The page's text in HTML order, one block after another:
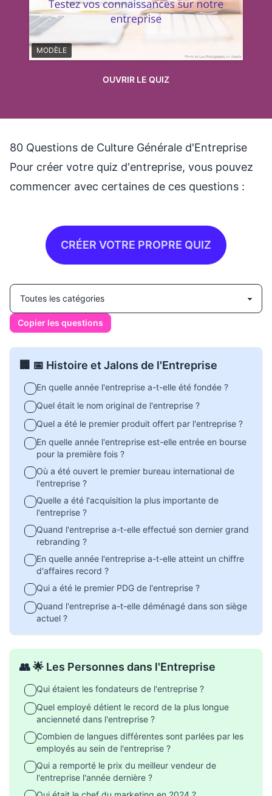
MODÈLE
OUVRIR LE QUIZ
80 Questions de Culture Générale d'Entreprise
Pour créer votre quiz d'entreprise, vous pouvez
commencer avec certaines de ces questions :
CRÉER VOTRE PROPRE QUIZ
Copier les questions
🏢 📅 Histoire et Jalons de l'Entreprise
En quelle année l'entreprise a-t-elle été fondée ?
Quel était le nom original de l'entreprise ?
Quel a été le premier produit offert par l'entreprise ?
En quelle année l'entreprise est-elle entrée en bourse
pour la première fois ?
Où a été ouvert le premier bureau international de
l'entreprise ?
Quelle a été l'acquisition la plus importante de
l'entreprise ?
Quand l'entreprise a-t-elle effectué son dernier grand
rebranding ?
En quelle année l'entreprise a-t-elle atteint un chiffre
d'affaires record ?
Qui a été le premier PDG de l'entreprise ?
Quand l'entreprise a-t-elle déménagé dans son siège
actuel ?
👥 🌟 Les Personnes dans l'Entreprise
Qui étaient les fondateurs de l'entreprise ?
Quel employé détient le record de la plus longue
ancienneté dans l'entreprise ?
Combien de langues différentes sont parlées par les
employés au sein de l'entreprise ?
Qui a remporté le prix du meilleur vendeur de
l'entreprise l'année dernière ?